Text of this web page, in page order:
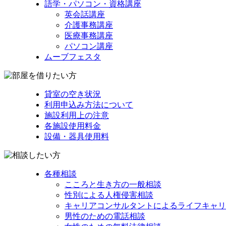
語学・パソコン・資格講座
英会話講座
介護事務講座
医療事務講座
パソコン講座
ムーブフェスタ
貸室の空き状況
利用申込み方法について
施設利用上の注意
各施設使用料金
設備・器具使用料
各種相談
こころと生き方の一般相談
性別による人権侵害相談
キャリアコンサルタントによるライフキャ
男性のための電話相談